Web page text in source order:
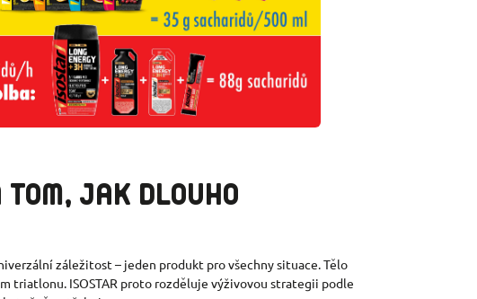
JAK DLOUHO
záležitost – jeden produkt pro všechny situace. Tělo
triatlonu. ISOSTAR proto rozděluje výživovou strategii podle